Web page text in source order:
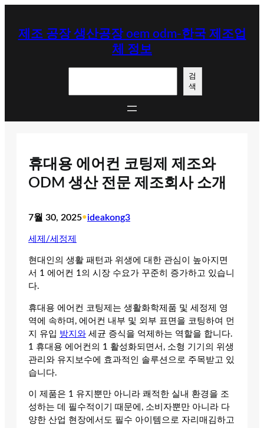
제조 공장 생산공장 oem odm-한국 제조업
체 정보
검
색
휴대용 에어컨 코팅제 제조와
ODM 생산 전문 제조회사 소개
7월 30, 2025•ideakong3
세제/세정제
현대인의 생활 패턴과 위생에 대한 관심이 높아지면
서 1 에어컨 1의 시장 수요가 꾸준히 증가하고 있습니
다.
휴대용 에어컨 코팅제는 생활화학제품 및 세정제 영
역에 속하며, 에어컨 내부 및 외부 표면을 코팅하여 먼
지 유입 방지와 세균 증식을 억제하는 역할을 합니다.
1 휴대용 에어컨의 1 활성화되면서, 소형 기기의 위생
관리와 유지보수에 효과적인 솔루션으로 주목받고 있
습니다.
이 제품은 1 유지뿐만 아니라 쾌적한 실내 환경을 조
성하는 데 필수적이기 때문에, 소비자뿐만 아니라 다
양한 산업 현장에서도 필수 아이템으로 자리매김하고